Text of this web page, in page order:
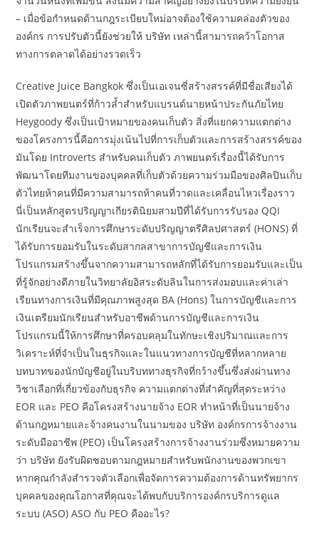
– เมื่อข้อกำหนดด้านกฎระเบียบใหม่อาจต้องใช้ความคล่องตัวของ
องค์กร การปรับตัวนี้ยังช่วยให้ บริษัท เหล่านี้สามารถคว้าโอกาส
ทางการตลาดได้อย่างรวดเร็ว
Creative Juice Bangkok ซึ่งเป็นเอเจนซี่สร้างสรรค์ที่มีชื่อเสียงได้
เปิดตัวภาพยนตร์ที่ก้าวล้ำสำหรับแบรนด์นายหน้าประกันภัยไทย
Heygoody ซึ่งเป็นเป้าหมายของคนเก็บตัว สิ่งที่แยกความแตกต่าง
ของโครงการนี้คือการมุ่งเน้นไปที่การเก็บตัวและการสร้างสรรค์ของ
มันโดย Introverts สำหรับคนเก็บตัว ภาพยนตร์เรื่องนี้ได้รับการ
พัฒนาโดยทีมงานของบุคคลที่เก็บตัวด้วยความร่วมมือของศิลปินเก็บ
ตัวไทยห้าคนที่มีความสามารถห้าคนที่วาดและเคลื่อนไหวเรื่องราว
นี่เป็นหลักสูตรปริญญาเกียรตินิยมสามปีที่ได้รับการรับรอง QQI
นักเรียนจะสำเร็จการศึกษาระดับปริญญาตรีศิลปศาสตร์ (HONS) ที่
ได้รับการยอมรับในระดับสากลสาขาการบัญชีและการเงิน
โปรแกรมสร้างขึ้นจากความสามารถหลักที่ได้รับการยอมรับและเป็น
ที่รู้จักอย่างดีภายในวิทยาลัยอิสระดับลินในการส่งมอบและค่าเล่า
เรียนทางการเงินที่มีคุณภาพสูงสุด BA (Hons) ในการบัญชีและการ
เงินเตรียมนักเรียนสำหรับอาชีพด้านการบัญชีและการเงิน
โปรแกรมนี้ให้การศึกษาที่ครอบคลุมในทักษะเชิงปริมาณและการ
วิเคราะห์ที่จำเป็นในธุรกิจและในแนวทางการบัญชีที่หลากหลาย
บทบาทของนักบัญชีอยู่ในบริบททางธุรกิจที่กว้างขึ้นซึ่งส่งผ่านทาง
วิชาเลือกที่เกี่ยวข้องกับธุรกิจ ความแตกต่างที่สำคัญที่สุดระหว่าง
EOR และ PEO คือโครงสร้างนายจ้าง EOR ทำหน้าที่เป็นนายจ้าง
ด้านกฎหมายและจ้างคนงานในนามของ บริษัท องค์กรการจ้างงาน
ระดับมืออาชีพ (PEO) เป็นโครงสร้างการจ้างงานร่วมซึ่งหมายความ
ว่า บริษัท ยังรับผิดชอบตามกฎหมายสำหรับพนักงานของพวกเขา
หากคุณกำลังสำรวจตัวเลือกเพื่อจัดการความต้องการด้านทรัพยากร
บุคคลของคุณโอกาสที่คุณจะได้พบกับบริการองค์กรบริการดูแล
ระบบ (ASO) ASO กับ PEO คืออะไร?